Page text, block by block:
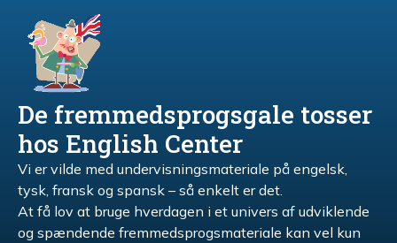
De fremmedsprogsgale tosser
hos English Center
Vi er vilde med undervisningsmateriale på engelsk,
tysk, fransk og spansk – så enkelt er det.
At få lov at bruge hverdagen i et univers af udviklende
og spændende fremmedsprogsmateriale kan vel kun